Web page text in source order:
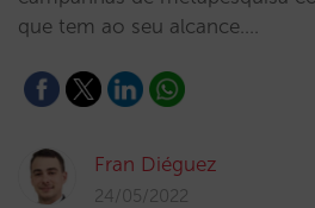
que tem ao seu alcance.…
Fran Diéguez
24/05/2022